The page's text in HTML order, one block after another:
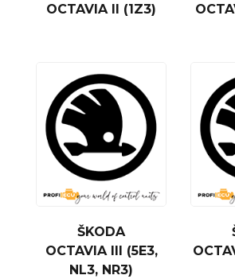
OCTAVIA II (1Z3)
ŠKODA
OCTAVIA III (5E3,
NL3, NR3)